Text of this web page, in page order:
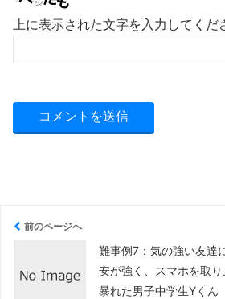
上に表示された文字を入力してくだ
前のページへ
難事例7：気の強い友達
安が強く、スマホを取
暴れた男子中学生Yくん